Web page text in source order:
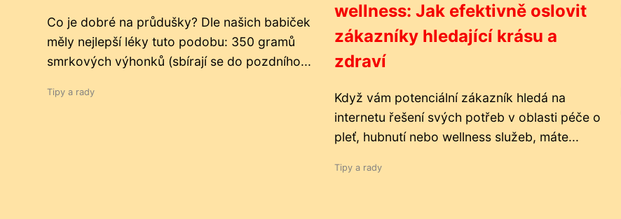
Co je dobré na průdušky? Dle našich babiček
měly nejlepší léky tuto podobu: 350 gramů
smrkových výhonků (sbírají se do pozdního...
Tipy a rady
wellness: Jak efektivně oslovit
zákazníky hledající krásu a
zdraví
Když vám potenciální zákazník hledá na
internetu řešení svých potřeb v oblasti péče o
pleť, hubnutí nebo wellness služeb, máte...
Tipy a rady